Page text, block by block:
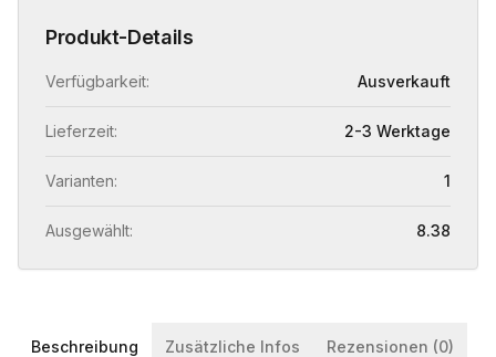
Produkt-Details
Verfügbarkeit: Ausverkauft
Lieferzeit: 2-3 Werktage
Varianten: 1
Ausgewählt: 8.38
Beschreibung Zusätzliche Infos Rezensionen (0)